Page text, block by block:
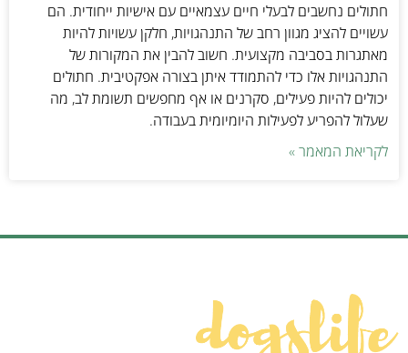
חתולים נחשבים לבעלי חיים עצמאיים עם אישיות ייחודית. הם
עשויים להציג מגוון רחב של התנהגויות, חלקן עשויות להיות
מאתגרות בסביבה מקצועית. חשוב להבין את המקורות של
התנהגויות אלו כדי להתמודד איתן בצורה אפקטיבית. חתולים
יכולים להיות פעילים, סקרנים או אף מחפשים תשומת לב, מה
שעלול להפריע לפעילות היומיומית בעבודה.
לקריאת המאמר »